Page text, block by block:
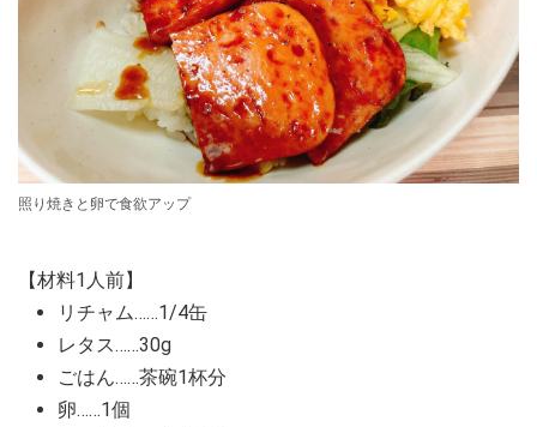
照り焼きと卵で食欲アップ
【材料1人前】
リチャム……1/4缶
レタス……30g
ごはん……茶碗1杯分
卵……1個